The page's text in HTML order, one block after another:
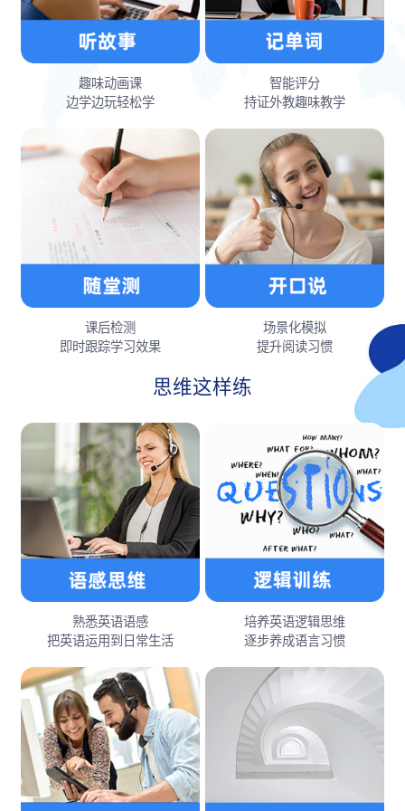
趣味动画课
边学边玩轻松学
智能评分
持证外教趣味教学
课后检测
即时跟踪学习效果
场景化模拟
提升阅读习惯
思维这样练
熟悉英语语感
把英语运用到日常生活
培养英语逻辑思维
逐步养成语言习惯